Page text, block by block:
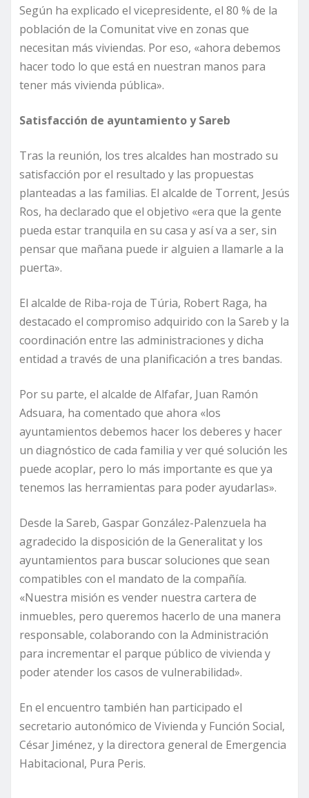
Según ha explicado el vicepresidente, el 80 % de la
población de la Comunitat vive en zonas que
necesitan más viviendas. Por eso, «ahora debemos
hacer todo lo que está en nuestran manos para
tener más vivienda pública».
Satisfacción de ayuntamiento y Sareb
Tras la reunión, los tres alcaldes han mostrado su
satisfacción por el resultado y las propuestas
planteadas a las familias. El alcalde de Torrent, Jesús
Ros, ha declarado que el objetivo «era que la gente
pueda estar tranquila en su casa y así va a ser, sin
pensar que mañana puede ir alguien a llamarle a la
puerta».
El alcalde de Riba-roja de Túria, Robert Raga, ha
destacado el compromiso adquirido con la Sareb y la
coordinación entre las administraciones y dicha
entidad a través de una planificación a tres bandas.
Por su parte, el alcalde de Alfafar, Juan Ramón
Adsuara, ha comentado que ahora «los
ayuntamientos debemos hacer los deberes y hacer
un diagnóstico de cada familia y ver qué solución les
puede acoplar, pero lo más importante es que ya
tenemos las herramientas para poder ayudarlas».
Desde la Sareb, Gaspar González-Palenzuela ha
agradecido la disposición de la Generalitat y los
ayuntamientos para buscar soluciones que sean
compatibles con el mandato de la compañía.
«Nuestra misión es vender nuestra cartera de
inmuebles, pero queremos hacerlo de una manera
responsable, colaborando con la Administración
para incrementar el parque público de vivienda y
poder atender los casos de vulnerabilidad».
En el encuentro también han participado el
secretario autonómico de Vivienda y Función Social,
César Jiménez, y la directora general de Emergencia
Habitacional, Pura Peris.